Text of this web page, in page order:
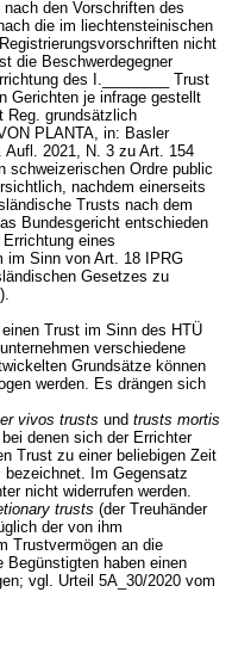
den Vorschriften des
die im liechtensteinischen
nicht
die Beschwerdegegner
des I.________ Trust
Gerichten je infrage gestellt
Reg. grundsätzlich
PLANTA, in: Basler
Aufl. 2021, N. 3 zu Art. 154
schweizerischen Ordre public
nachdem einerseits
Trusts nach dem
Bundesgericht entschieden
eines
im Sinn von Art. 18 IPRG
Gesetzes zu
Trust im Sinn des HTÜ
verschiedene
Grundsätze können
werden. Es drängen sich
vivos trusts und trusts mortis
denen sich der Errichter
Trust zu einer beliebigen Zeit
bezeichnet. Im Gegensatz
nicht widerrufen werden.
trusts (der Treuhänder
der von ihm
Trustvermögen an die
Begünstigten haben einen
vgl. Urteil 5A_30/2020 vom